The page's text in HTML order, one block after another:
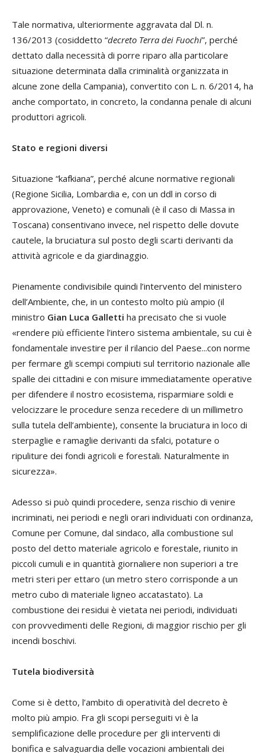
Tale normativa, ulteriormente aggravata dal Dl. n.
136/2013 (cosiddetto “decreto Terra dei Fuochi”, perché
dettato dalla necessità di porre riparo alla particolare
situazione determinata dalla criminalità organizzata in
alcune zone della Campania), convertito con L. n. 6/2014, ha
anche comportato, in concreto, la condanna penale di alcuni
produttori agricoli.
Stato e regioni diversi
Situazione “kafkiana”, perché alcune normative regionali
(Regione Sicilia, Lombardia e, con un ddl in corso di
approvazione, Veneto) e comunali (è il caso di Massa in
Toscana) consentivano invece, nel rispetto delle dovute
cautele, la bruciatura sul posto degli scarti derivanti da
attività agricole e da giardinaggio.
Pienamente condivisibile quindi l’intervento del ministero
dell’Ambiente, che, in un contesto molto più ampio (il
ministro Gian Luca Galletti ha precisato che si vuole
«rendere più efficiente l’intero sistema ambientale, su cui è
fondamentale investire per il rilancio del Paese...con norme
per fermare gli scempi compiuti sul territorio nazionale alle
spalle dei cittadini e con misure immediatamente operative
per difendere il nostro ecosistema, risparmiare soldi e
velocizzare le procedure senza recedere di un millimetro
sulla tutela dell’ambiente), consente la bruciatura in loco di
sterpaglie e ramaglie derivanti da sfalci, potature o
ripuliture dei fondi agricoli e forestali. Naturalmente in
sicurezza».
Adesso si può quindi procedere, senza rischio di venire
incriminati, nei periodi e negli orari individuati con ordinanza,
Comune per Comune, dal sindaco, alla combustione sul
posto del detto materiale agricolo e forestale, riunito in
piccoli cumuli e in quantità giornaliere non superiori a tre
metri steri per ettaro (un metro stero corrisponde a un
metro cubo di materiale ligneo accatastato). La
combustione dei residui è vietata nei periodi, individuati
con provvedimenti delle Regioni, di maggior rischio per gli
incendi boschivi.
Tutela biodiversità
Come si è detto, l’ambito di operatività del decreto è
molto più ampio. Fra gli scopi perseguiti vi è la
semplificazione delle procedure per gli interventi di
bonifica e salvaguardia delle vocazioni ambientali dei